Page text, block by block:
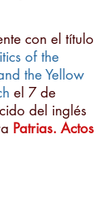
con el título
of the
the Yellow
el 7 de
del inglés
Patrias. Actos